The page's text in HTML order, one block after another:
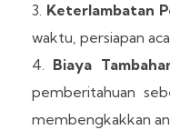
Keterlambatan
waktu, persiapan
Biaya
pemberitahuan
membengkakkan